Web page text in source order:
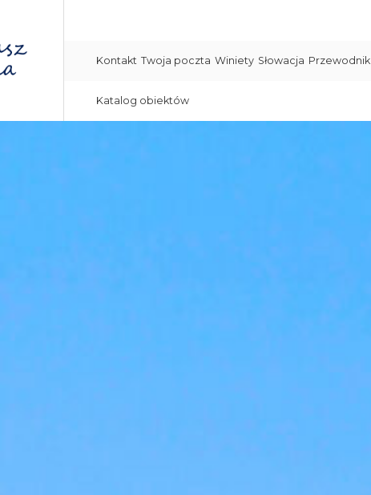
Kontakt Twoja poczta Winiety Słowacja Przewodnik
Katalog obiektów